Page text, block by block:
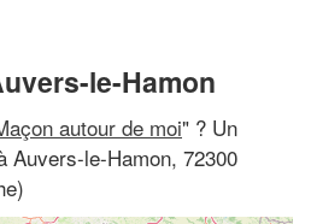
le-Hamon
autour de moi" ? Un
Auvers-le-Hamon, 72300